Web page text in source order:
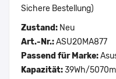
Sichere Bestellung)
Zustand: Neu
Art.-Nr.:ASU20MA877
Passend für Marke:
Kapazität:39Wh/